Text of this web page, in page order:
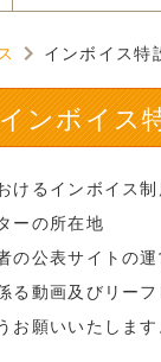
インボイス特
ンボイス
けるインボイス
ーの所在地
の公表サイトの運
動画及びリーフ
お願いいたします